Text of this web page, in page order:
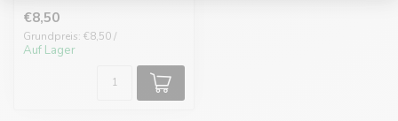
€8,50
Grundpreis: €8,50 /
Auf Lager